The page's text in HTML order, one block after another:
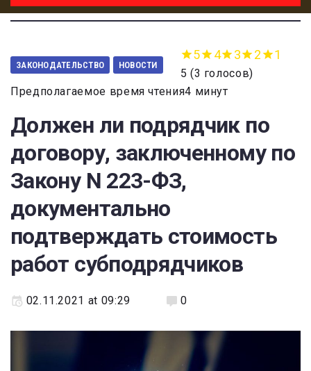
ЗАКОНОДАТЕЛЬСТВО НОВОСТИ
5 4 3 2 1
5 (3 голосов)
Предполагаемое время чтения4 минут
Должен ли подрядчик по
договору, заключенному по
Закону N 223-ФЗ,
документально
подтверждать стоимость
работ субподрядчиков
02.11.2021 at 09:29 0